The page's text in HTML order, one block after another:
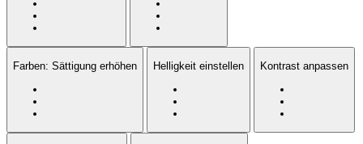
Farben: Sättigung erhöhen Helligkeit einstellen Kontrast anpassen